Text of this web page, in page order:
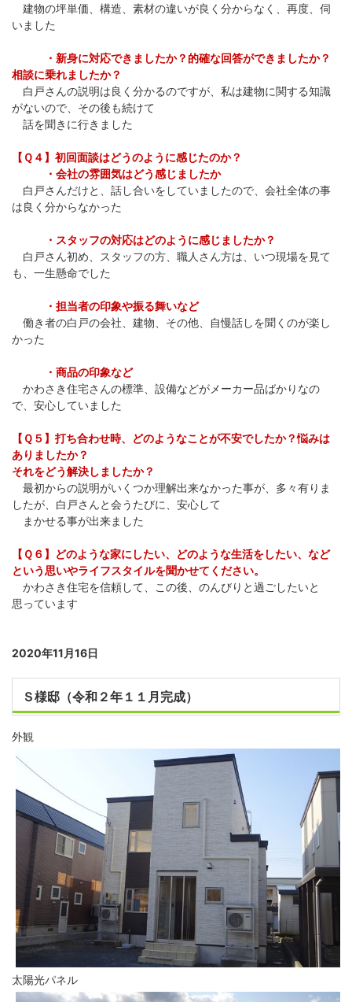
建物の坪単価、構造、素材の違いが良く分からなく、再度、伺
いました
・新身に対応できましたか？的確な回答ができましたか？
相談に乗れましたか？
白戸さんの説明は良く分かるのですが、私は建物に関する知識
がないので、その後も続けて
話を聞きに行きました
【Ｑ４】初回面談はどうのように感じたのか？
・会社の雰囲気はどう感じましたか
白戸さんだけと、話し合いをしていましたので、会社全体の事
は良く分からなかった
・スタッフの対応はどのように感じましたか？
白戸さん初め、スタッフの方、職人さん方は、いつ現場を見て
も、一生懸命でした
・担当者の印象や振る舞いなど
働き者の白戸の会社、建物、その他、自慢話しを聞くのが楽し
かった
・商品の印象など
かわさき住宅さんの標準、設備などがメーカー品ばかりなの
で、安心していました
【Ｑ５】打ち合わせ時、どのようなことが不安でしたか？悩みは
ありましたか？
それをどう解決しましたか？
最初からの説明がいくつか理解出来なかった事が、多々有りま
したが、白戸さんと会うたびに、安心して
まかせる事が出来ました
【Ｑ６】どのような家にしたい、どのような生活をしたい、など
という思いやライフスタイルを聞かせてください。
かわさき住宅を信頼して、この後、のんびりと過ごしたいと
思っています
2020年11月16日
Ｓ様邸（令和２年１１月完成）
外観
太陽光パネル